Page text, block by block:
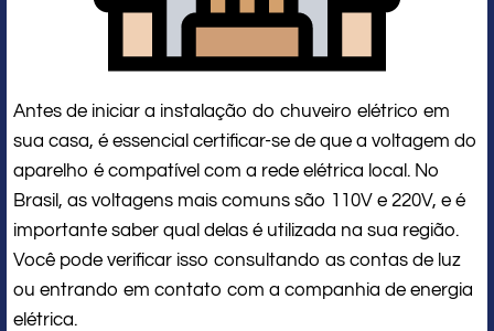
Antes de iniciar a instalação do chuveiro elétrico em
sua casa, é essencial certificar-se de que a voltagem do
aparelho é compatível com a rede elétrica local. No
Brasil, as voltagens mais comuns são 110V e 220V, e é
importante saber qual delas é utilizada na sua região.
Você pode verificar isso consultando as contas de luz
ou entrando em contato com a companhia de energia
elétrica.